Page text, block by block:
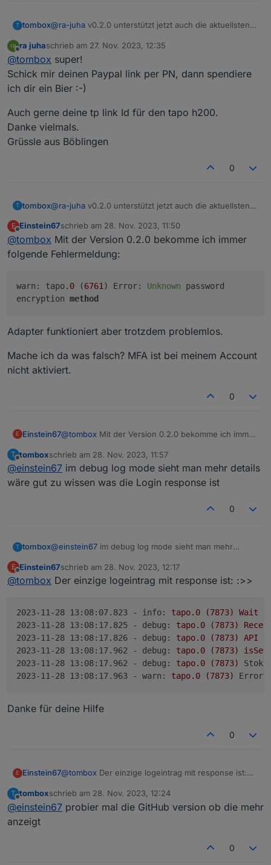
T tombox@ra-juha v0.2.0 unterstützt jetzt auch die aktuellsten
Offline
ra juhaschrieb am 27. Nov. 2023, 12:35
zuletzt editiert von
@tombox super!
Schick mir deinen Paypal link per PN, dann spendiere
ich dir ein Bier :-)
Auch gerne deine tp link Id für den tapo h200.
Danke vielmals.
Grüssle aus Böblingen
0
T tombox@ra-juha v0.2.0 unterstützt jetzt auch die aktuellsten
E
Offline
Einstein67schrieb am 28. Nov. 2023, 11:50
zuletzt editiert von
@tombox Mit der Version 0.2.0 bekomme ich immer
folgende Fehlermeldung:
warn: tapo.0 (6761 ) Error: Unknown password
encryption method
Adapter funktioniert aber trotzdem problemlos.
Mache ich da was falsch? MFA ist bei meinem Account
nicht aktiviert.
0
E Einstein67@tombox Mit der Version 0.2.0 bekomme ich immer
Adapter funktioniert aber trotzdem problemlos.
T
Offline
tomboxschrieb am 28. Nov. 2023, 11:57
zuletzt editiert von
@einstein67 im debug log mode sieht man mehr details
wäre gut zu wissen was die Login response ist
0
T tombox@einstein67 im debug log mode sieht man mehr
E
Offline
Einstein67schrieb am 28. Nov. 2023, 12:17
zuletzt editiert von
@tombox Der einzige logeintrag mit response ist: :>>
2023-11-28 13:08:07.823 - info: tapo.0 (7873) Wait
2023-11-28 13:08:17.825 - debug:
tapo.0 (7873)
2023-11-28 13:08:17.826 - debug:
tapo.0 (7873) API
2023-11-28 13:08:17.962 - debug:
tapo.0 (7873)
2023-11-28 13:08:17.962 - debug:
tapo.0 (7873)
2023-11-28 13:08:17.963 - warn:
tapo.0 (7873) Error:
Danke für deine Hilfe
0
E Einstein67@tombox Der einzige logeintrag mit response ist:
2023-11-28 13:08:07.823 - info: tapo.0
2023-11-28 13:08:17.825 - debug: tapo.0
T
Offline
tomboxschrieb am 28. Nov. 2023, 12:24
zuletzt editiert von
@einstein67 probier mal die GitHub version ob die mehr
anzeigt
0